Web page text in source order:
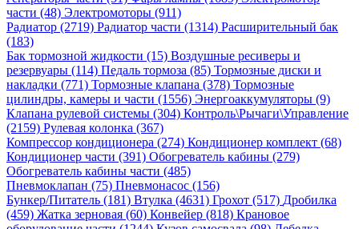
части (48) Электромоторы (911)
Радиатор (2719) Радиатор части (1314) Расширительный бак
(183)
Бак тормозной жидкости (15) Воздушные ресиверы и
резервуары (114) Педаль тормоза (85) Тормозные диски и
накладки (771) Тормозные клапана (378) Тормозные
цилиндры, камеры и части (1556) Энергоаккумуляторы (9)
Клапана рулевой системы (304) Контроль\Рычаги\Управление
(2159) Рулевая колонка (367)
Компрессор кондиционера (274) Кондиционер комплект (68)
Кондиционер части (391) Обогреватель кабины (279)
Обогреватель кабины части (485)
Пневмоклапан (75) Пневмонасос (156)
Бункер/Питатель (181) Втулка (4631) Грохот (517) Дробилка
(459) Жатка зерновая (60) Конвейер (818) Крановое